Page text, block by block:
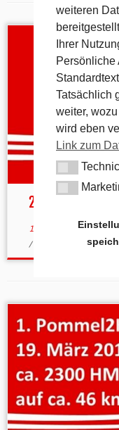
2. Pommel2K
13. März 2018in
/
Ultra-Burna
weiteren
Ihrer
Persönliche
Tatsächlich
weiter,
wird eben
Link zum
Technical
Marketing